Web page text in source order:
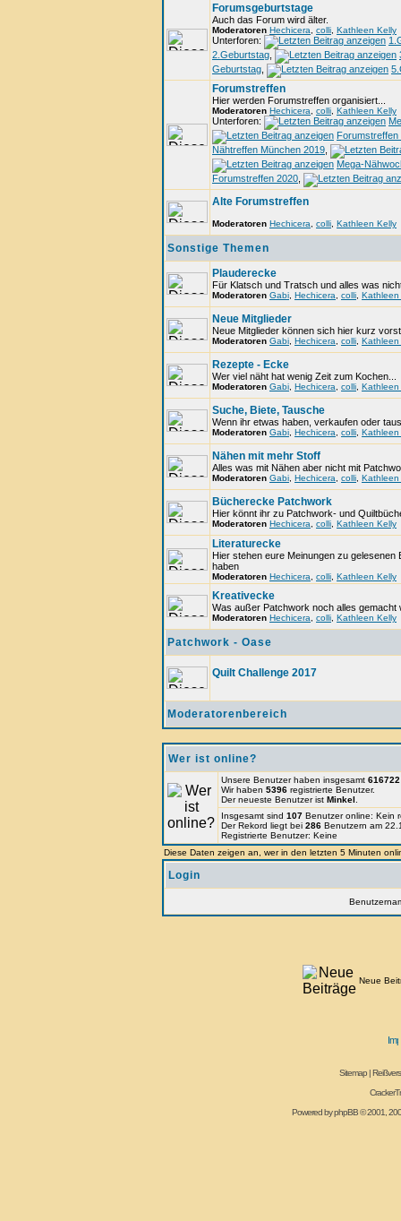
Forumsgeburtstage
Auch das Forum wird älter.
Moderatoren Hechicera colli Kathleen Kelly
Unterforen:
2.Geburtstag
Geburtstag
Forumstreffen
Hier werden Forumstreffen organisiert...
Moderatoren Hechicera colli Kathleen Kelly
Unterforen:
Forumstreffen
Nähtreffen München 2019
Mega-
Forumstreffen 2020
Alte Forumstreffen
Moderatoren Hechicera colli Kathleen Kelly
Sonstige Themen
Plauderecke
Für Klatsch und Tratsch und alles was
Moderatoren Gabi Hechicera colli Kathleen
Neue Mitglieder
Neue Mitglieder können sich hier kurz
Moderatoren Gabi Hechicera colli Kathleen
Rezepte - Ecke
Wer viel näht hat wenig Zeit zum Kochen...
Moderatoren Gabi Hechicera colli Kathleen
Suche, Biete, Tausche
Wenn ihr etwas haben, verkaufen oder
Moderatoren Gabi Hechicera colli Kathleen
Nähen mit mehr Stoff
Alles was mit Nähen aber nicht mit
Moderatoren Gabi Hechicera colli Kathleen
Bücherecke Patchwork
Hier könnt ihr zu Patchwork- und
Moderatoren Hechicera colli Kathleen Kelly
Literaturecke
Hier stehen eure Meinungen zu
haben
Moderatoren Hechicera colli Kathleen Kelly
Kreativecke
Was außer Patchwork noch alles gemacht
Moderatoren Hechicera colli Kathleen Kelly
Patchwork - Oase
Quilt Challenge 2017
Moderatorenbereich
Wer ist online?
Unsere Benutzer haben insgesamt 616722
Wir haben 5396 registrierte Benutzer.
Der neueste Benutzer ist Minkel
Insgesamt sind 107 Benutzer online: Kein
Der Rekord liegt bei 286 Benutzern am
Registrierte Benutzer: Keine
Diese Daten zeigen an, wer in den letzten 5 Minuten
Login
Neue
Sitemap|
Powered byphpBB© 2001,